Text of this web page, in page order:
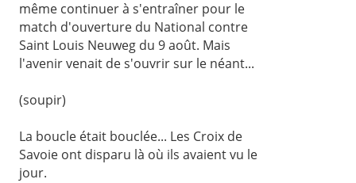
même continuer à s'entraîner pour le
match d'ouverture du National contre
Saint Louis Neuweg du 9 août. Mais
l'avenir venait de s'ouvrir sur le néant...
(soupir)
La boucle était bouclée... Les Croix de
Savoie ont disparu là où ils avaient vu le
jour.